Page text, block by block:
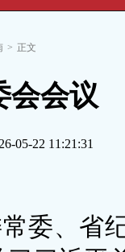
> 正文
会会议
05-22 11:21:31
委、省